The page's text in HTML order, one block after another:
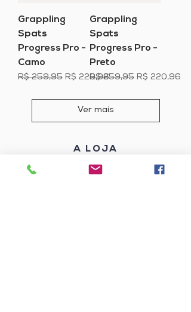
Grappling
Spats
Progress Pro -
Camo
Preço normal
R$ 259,95 Preço promocional
R$ 220,96
Grappling
Spats
Progress Pro -
Preto
Preço normal
R$ 259,95 Preço
R$ 220,96
Ver mais
A LOJA
Somos uma loja desenvolvida para os